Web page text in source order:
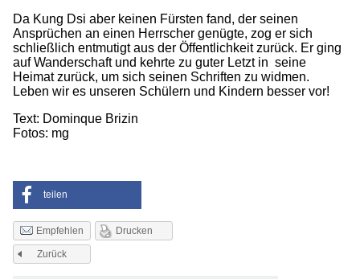
Da Kung Dsi aber keinen Fürsten fand, der seinen
Ansprüchen an einen Herrscher genügte, zog er sich
schließlich entmutigt aus der Öffentlichkeit zurück. Er ging
auf Wanderschaft und kehrte zu guter Letzt in seine
Heimat zurück, um sich seinen Schriften zu widmen.
Leben wir es unseren Schülern und Kindern besser vor!
Text: Dominque Brizin
Fotos: mg
teilen
Empfehlen Drucken
Zurück